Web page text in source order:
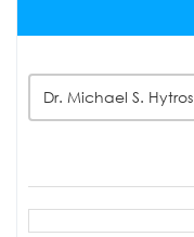
Dr. Michael S. Hytros